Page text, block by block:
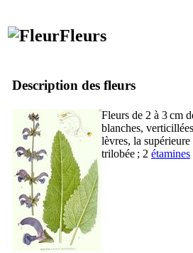
Fleurs
Description des fleurs
Fleurs de 2 à 3 cm
blanches,
lèvres, la
trilobée ; 2 étamines